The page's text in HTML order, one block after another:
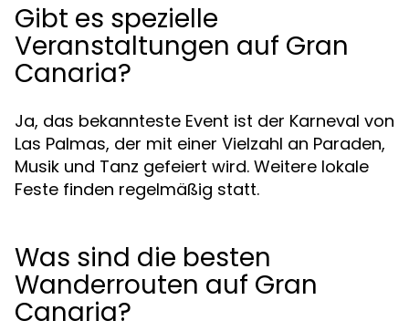
Gibt es spezielle
Veranstaltungen auf Gran
Canaria?
Ja, das bekannteste Event ist der Karneval von
Las Palmas, der mit einer Vielzahl an Paraden,
Musik und Tanz gefeiert wird. Weitere lokale
Feste finden regelmäßig statt.
Was sind die besten
Wanderrouten auf Gran
Canaria?